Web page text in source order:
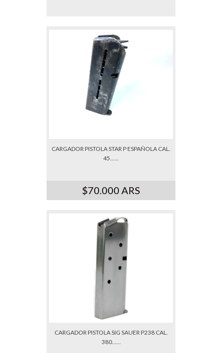
CARGADOR PISTOLA STAR P ESPAÑOLA CAL.
45......
$70.000 ARS
CARGADOR PISTOLA SIG SAUER P238 CAL.
380......